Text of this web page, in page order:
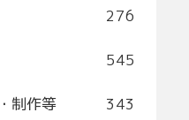
276
545
制作等 343